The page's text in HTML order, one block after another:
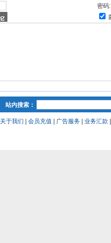
密
站内搜索：
关于我们 会员充值 广告服务 业务汇款